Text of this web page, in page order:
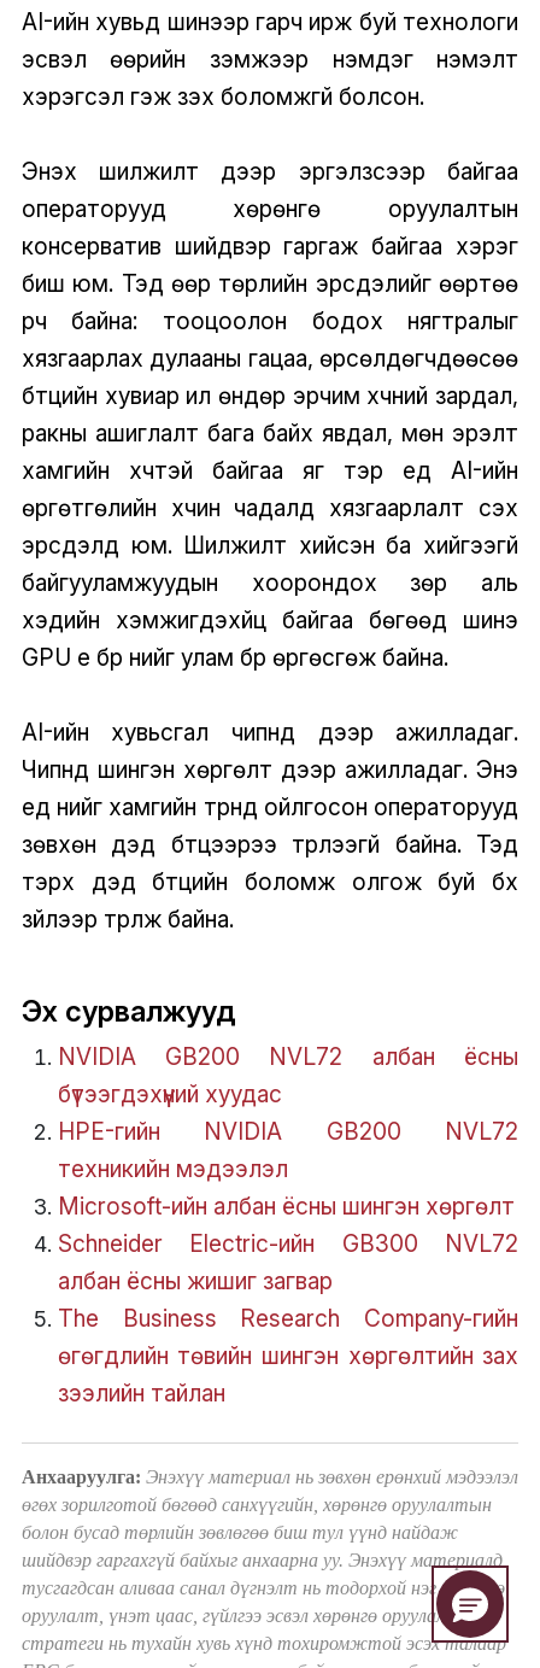
AI-ийн хувьд шинээр гарч ирж буй технологи
эсвэл өөрийн үзэмжээр нэмдэг нэмэлт
хэрэгсэл гэж үзэх боломжгүй болсон.
Энэхүү шилжилт дээр эргэлзсээр байгаа
операторууд хөрөнгө оруулалтын
консерватив шийдвэр гаргаж байгаа хэрэг
биш юм. Тэд өөр төрлийн эрсдэлийг өөртөө
үүрч байна: тооцоолон бодох нягтралыг
хязгаарлах дулааны гацаа, өрсөлдөгчдөөсөө
бүтцийн хувиар илүү өндөр эрчим хүчний зардал,
ракны ашиглалт бага байх явдал, мөн эрэлт
хамгийн хүчтэй байгаа яг тэр үед AI-ийн
өргөтгөлийн хүчин чадалд хязгаарлалт үүсэх
эрсдэлүүд юм. Шилжилт хийсэн ба хийгээгүй
байгууламжуудын хоорондох зөрүү аль
хэдийн хэмжигдэхүйц байгаа бөгөөд шинэ
GPU үе бүр үүнийг улам бүр өргөсгөж байна.
AI-ийн хувьсгал чипнүүд дээр ажилладаг.
Чипнүүд шингэн хөргөлт дээр ажилладаг. Энэ
үед үүнийг хамгийн түрүүнд ойлгосон операторууд
зөвхөн дэд бүтцээрээ түрүүлээгүй байна. Тэд
тэрхүү дэд бүтцийн боломж олгож буй бүх
зүйлээр түрүүлж байна.
Эх сурвалжууд
NVIDIA GB200 NVL72 албан ёсны
бүтээгдэхүүний хуудас
HPE-гийн NVIDIA GB200 NVL72
техникийн мэдээлэл
Microsoft-ийн албан ёсны шингэн хөргөлт
Schneider Electric-ийн GB300 NVL72
албан ёсны жишиг загвар
The Business Research Company-гийн
өгөгдлийн төвийн шингэн хөргөлтийн зах
зээлийн тайлан
Анхааруулга: Энэхүү материал нь зөвхөн ерөнхий мэдээлэл
өгөх зорилготой бөгөөд санхүүгийн, хөрөнгө оруулалтын
болон бусад төрлийн зөвлөгөө биш тул үүнд найдаж
шийдвэр гаргахгүй байхыг анхаарна уу. Энэхүү материалд
тусгагдсан аливаа санал дүгнэлт нь тодорхой нэг хөрөнгө
оруулалт, үнэт цаас, гүйлгээ эсвэл хөрөнгө оруулалтын
стратеги нь тухайн хувь хүнд тохиромжтой эсэх талаар